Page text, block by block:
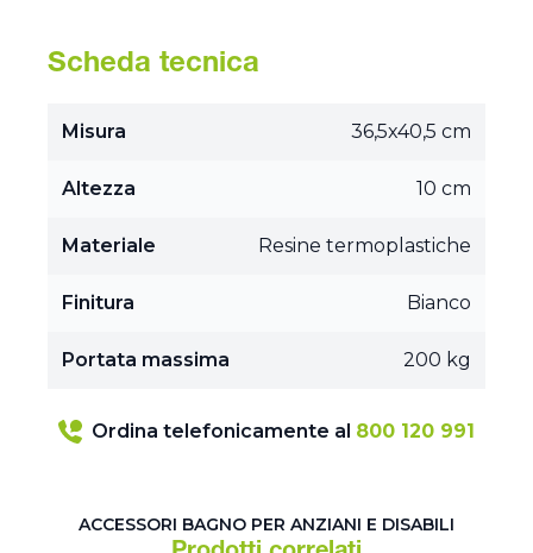
Scheda tecnica
Misura 36,5x40,5 cm
Altezza 10 cm
Materiale Resine termoplastiche
Finitura Bianco
Portata massima 200 kg
Ordina telefonicamente al 800 120 991
ACCESSORI BAGNO PER ANZIANI E DISABILI